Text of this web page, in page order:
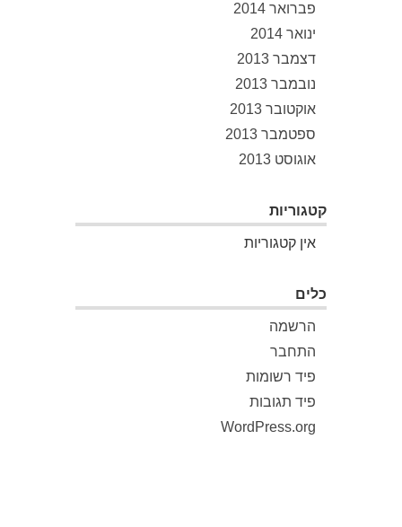
פברואר 2014
ינואר 2014
דצמבר 2013
נובמבר 2013
אוקטובר 2013
ספטמבר 2013
אוגוסט 2013
קטגוריות
אין קטגוריות
כלים
הרשמה
התחבר
פיד רשומות
פיד תגובות
WordPress.org